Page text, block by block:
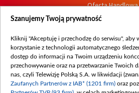
Oferta Handlowa
Dostępność
Procedura zgłoszeń
Szanujemy Twoją prywatność
Kliknij "Akceptuję i przechodzę do serwisu", aby
korzystanie z technologii automatycznego
dostęp do informacji na Twoim urządzeniu
przechowywanie oraz na przetwarzanie Twoich
nas, czyli Telewizję Polską S.A. w likwidacji
Zaufanych Partnerów z IAB* (1201 firm) oraz